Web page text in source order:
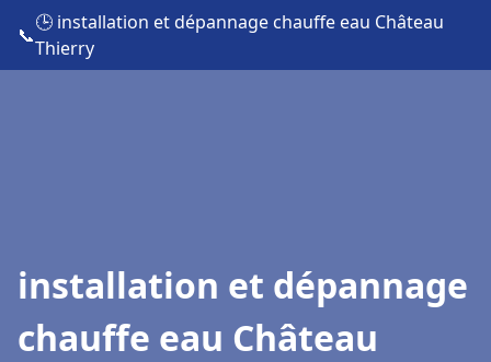
📞
🕒 installation et dépannage chauffe eau Château
Thierry
installation et dépannage
chauffe eau Château